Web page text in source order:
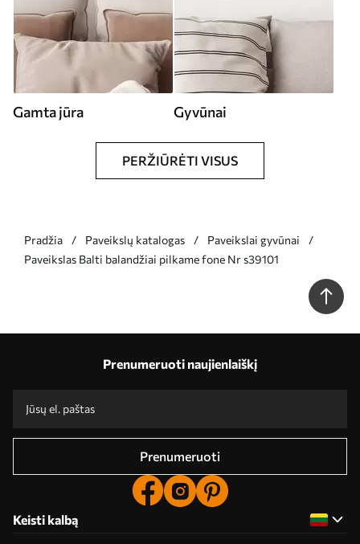
Gamta jūra Gyvūnai
PERŽIŪRĖTI VISUS
Pradžia Paveikslų katalogas
Paveikslai gyvūnai
Paveikslas Balti balandžiai pilkame fone Nr s39101
Prenumeruoti naujienlaiškį
Prenumeruoti
Keisti kalbą